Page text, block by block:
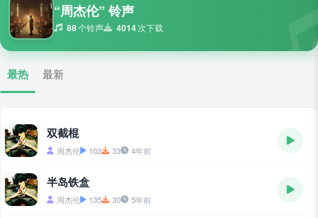
“周杰伦” 铃声
88个铃声 4014次下载
最热 最新
双截棍
周杰伦 102 33 4年前
半岛铁盒
周杰伦 135 30 5年前